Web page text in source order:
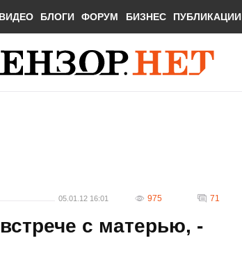
ВИДЕО БЛОГИ ФОРУМ БИЗНЕС ПУБЛИКАЦИИ
05.01.12 16:01 975 71
с матерью, -